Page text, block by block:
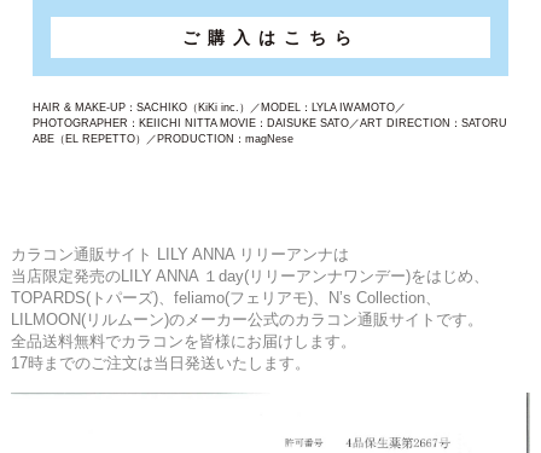
ご購入はこちら
HAIR & MAKE-UP：SACHIKO（KiKi inc.）／MODEL：LYLA IWAMOTO／
PHOTOGRAPHER：KEIICHI NITTA MOVIE：DAISUKE SATO／ART DIRECTION：SATORU
ABE（EL REPETTO）／PRODUCTION：magNese
カラコン通販サイト LILY ANNA リリーアンナは
当店限定発売のLILY ANNA １day(リリーアンナワンデー)をはじめ、
TOPARDS(トパーズ)、feliamo(フェリアモ)、N’s Collection、
LILMOON(リルムーン)のメーカー公式のカラコン通販サイトです。
全品送料無料でカラコンを皆様にお届けします。
17時までのご注文は当日発送いたします。